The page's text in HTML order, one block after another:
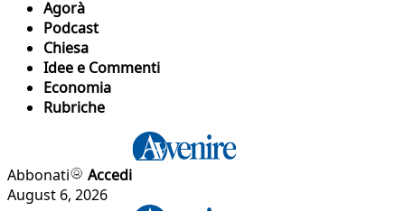
Agorà
Podcast
Chiesa
Idee e Commenti
Economia
Rubriche
Abbonati
Accedi
August 6, 2026